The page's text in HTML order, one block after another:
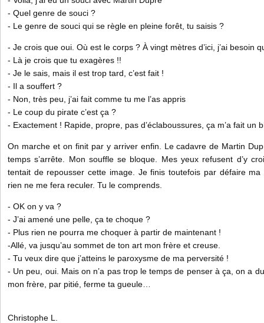
- Quel genre de souci ?
- Le genre de souci qui se règle en pleine forêt, tu saisis ?
- Je crois que oui. Où est le corps ? À vingt mètres d’ici, j’ai besoin
- Là je crois que tu exagères !!
- Je le sais, mais il est trop tard, c’est fait !
- Il a souffert ?
- Non, très peu, j’ai fait comme tu me l’as appris
- Le coup du pirate c’est ça ?
- Exactement ! Rapide, propre, pas d’éclaboussures, ça m’a fait un
On marche et on finit par y arriver enfin. Le cadavre de Martin
temps s’arrête. Mon souffle se bloque. Mes yeux refusent d’y
tentait de repousser cette image. Je finis toutefois par défaire
rien ne me fera reculer. Tu le comprends.
- OK on y va ?
- J’ai amené une pelle, ça te choque ?
- Plus rien ne pourra me choquer à partir de maintenant !
-Allé, va jusqu’au sommet de ton art mon frère et creuse.
- Tu veux dire que j’atteins le paroxysme de ma perversité !
- Un peu, oui. Mais on n’a pas trop le temps de penser à ça, on a
mon frère, par pitié, ferme ta gueule…
Christophe L.